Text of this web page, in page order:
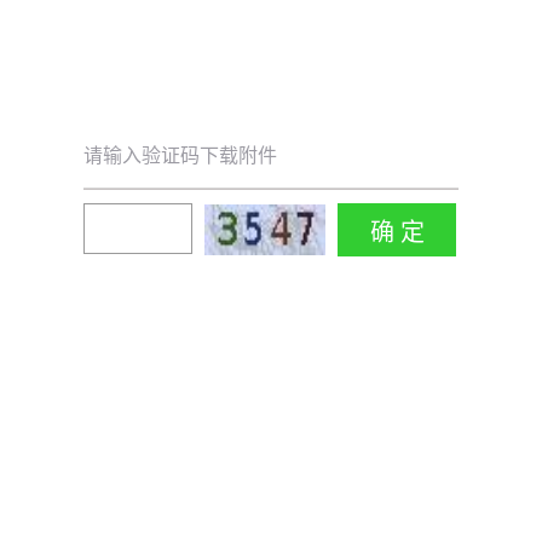
请输入验证码下载附件